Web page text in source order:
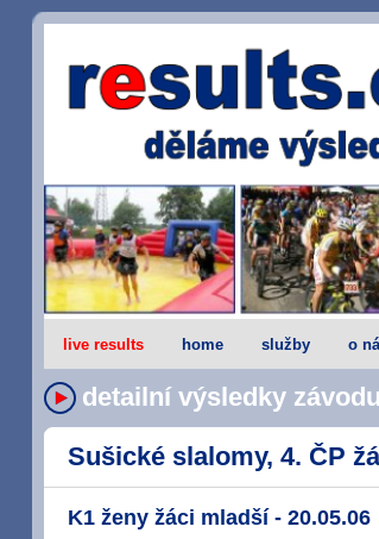
live results home služby o
detailní výsledky závodu
Sušické slalomy, 4. ČP
K1 ženy žáci mladší - 20.05.06